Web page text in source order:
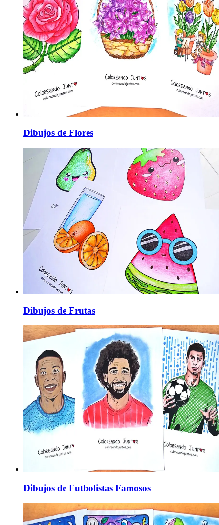
Dibujos de Flores
Dibujos de Frutas
Dibujos de Futbolistas Famosos